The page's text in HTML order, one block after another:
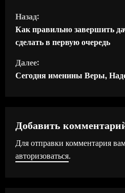
П
р
о
д
л
ж
и
Назад:
Как правильно завершить
сделать в первую очередь
Далее:
Сегодня именины Веры,
Добавить
Для отправки комментария
авторизоваться.